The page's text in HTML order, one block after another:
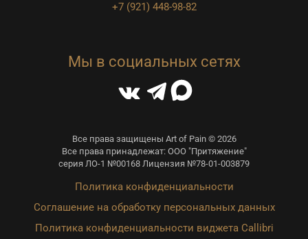
+7 (921) 448-98-82
Мы в социальных сетях
Все права защищены Art of Pain © 2026
Все права принадлежат: ООО "Притяжение"
серия ЛО-1 №00168 Лицензия №78-01-003879
Политика конфиденциальности
Соглашение на обработку персональных данных
Политика конфиденциальности виджета Callibri